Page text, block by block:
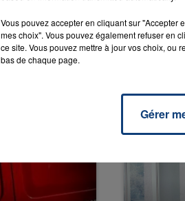
Vous pouvez accepter en cliquant sur "Accepter
mes choix". Vous pouvez également refuser en
ce site. Vous pouvez mettre à jour vos choix, ou
bas de chaque page.
Gérer